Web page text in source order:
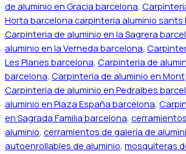
de aluminio en Gracia barcelona,
Horta barcelona carpinteria aluminio sants
Carpinteria de aluminio en la Sagrera
aluminio en la Verneda barcelona,
Les Planes barcelona, Carpinteria de
barcelona, Carpinteria de aluminio en
Carpinteria de aluminio en Pedralbes
aluminio en Plaza España barcelona,
en Sagrada Familia barcelona,
aluminio, cerramientos de galería de
autoenrollables de aluminio, mosquiteras